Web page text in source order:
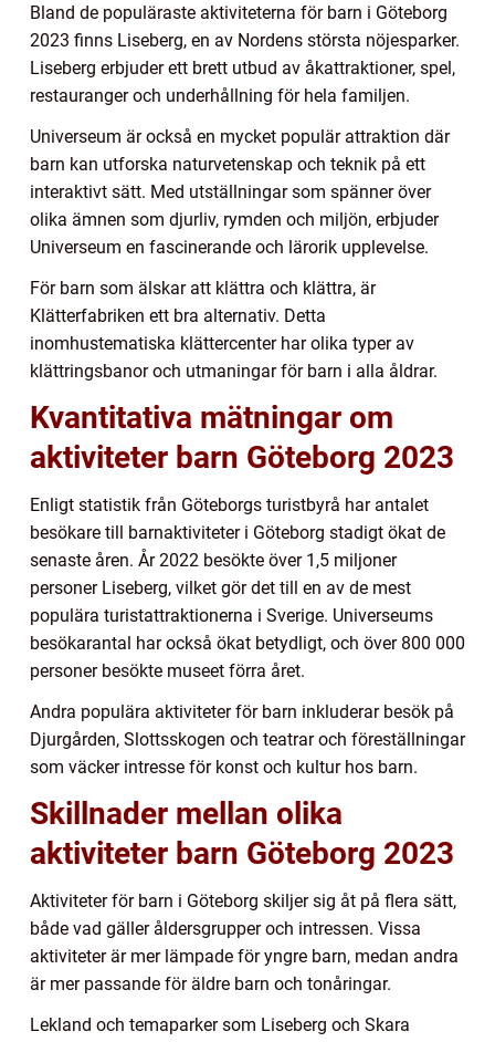
Bland de populäraste aktiviteterna för barn i Göteborg
2023 finns Liseberg, en av Nordens största nöjesparker.
Liseberg erbjuder ett brett utbud av åkattraktioner, spel,
restauranger och underhållning för hela familjen.
Universeum är också en mycket populär attraktion där
barn kan utforska naturvetenskap och teknik på ett
interaktivt sätt. Med utställningar som spänner över
olika ämnen som djurliv, rymden och miljön, erbjuder
Universeum en fascinerande och lärorik upplevelse.
För barn som älskar att klättra och klättra, är
Klätterfabriken ett bra alternativ. Detta
inomhustematiska klättercenter har olika typer av
klättringsbanor och utmaningar för barn i alla åldrar.
Kvantitativa mätningar om
aktiviteter barn Göteborg 2023
Enligt statistik från Göteborgs turistbyrå har antalet
besökare till barnaktiviteter i Göteborg stadigt ökat de
senaste åren. År 2022 besökte över 1,5 miljoner
personer Liseberg, vilket gör det till en av de mest
populära turistattraktionerna i Sverige. Universeums
besökarantal har också ökat betydligt, och över 800 000
personer besökte museet förra året.
Andra populära aktiviteter för barn inkluderar besök på
Djurgården, Slottsskogen och teatrar och föreställningar
som väcker intresse för konst och kultur hos barn.
Skillnader mellan olika
aktiviteter barn Göteborg 2023
Aktiviteter för barn i Göteborg skiljer sig åt på flera sätt,
både vad gäller åldersgrupper och intressen. Vissa
aktiviteter är mer lämpade för yngre barn, medan andra
är mer passande för äldre barn och tonåringar.
Lekland och temaparker som Liseberg och Skara